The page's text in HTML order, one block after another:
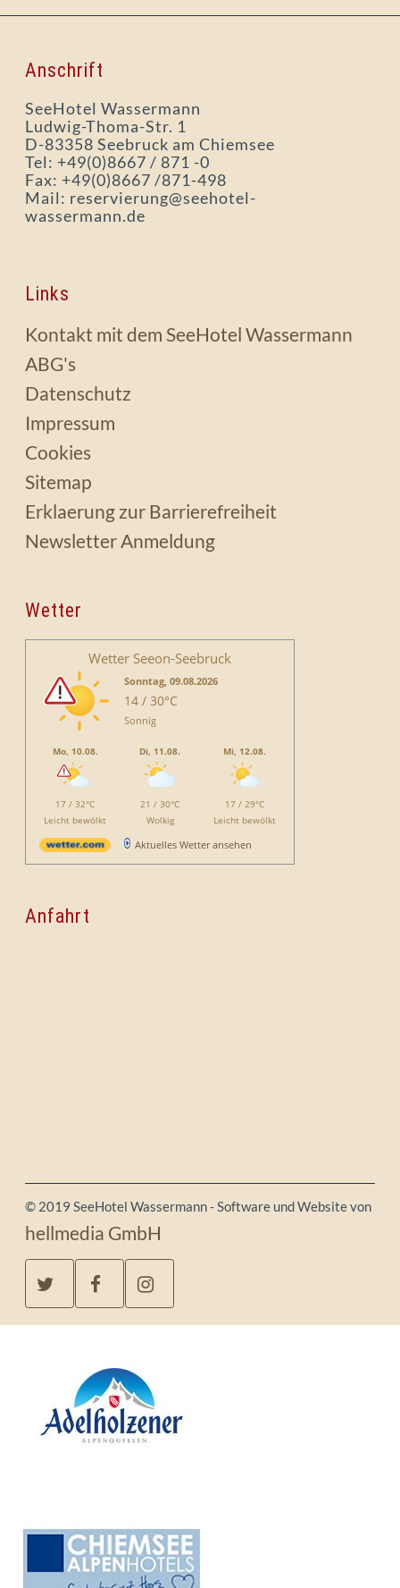
Anschrift
SeeHotel Wassermann
Ludwig-Thoma-Str. 1
D-83358 Seebruck am Chiemsee
Tel: +49(0)8667 / 871 -0
Fax: +49(0)8667 /871-498
Mail: reservierung@seehotel-
wassermann.de
Links
Kontakt mit dem SeeHotel Wassermann
ABG's
Datenschutz
Impressum
Cookies
Sitemap
Erklaerung zur Barrierefreiheit
Newsletter Anmeldung
Wetter
Wetter Seeon-Seebruck
Sonntag, 09.08.2026
14 / 30°C
Sonnig
Mo, 10.08.
17 / 32°C
Leicht bewölkt
Di, 11.08.
21 / 30°C
Wolkig
Mi, 12.08.
17 / 29°C
Leicht bewölkt
Aktuelles Wetter ansehen
Anfahrt
© 2019 SeeHotel Wassermann - Software und Website von
hellmedia GmbH